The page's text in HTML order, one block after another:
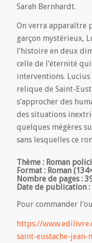
Sarah Bernhardt.
On verra apparaître
garçon mystérieux,
l’histoire en deux
celle de l’éternité
interventions. Lucius
relique de Saint-
s’approcher des
des situations
quelques mégères
sans lesquelles ce
Thème : Roman
Format : Roman
Nombre de pages :
Date de publication
Pour commander
https://
saint-eustache-